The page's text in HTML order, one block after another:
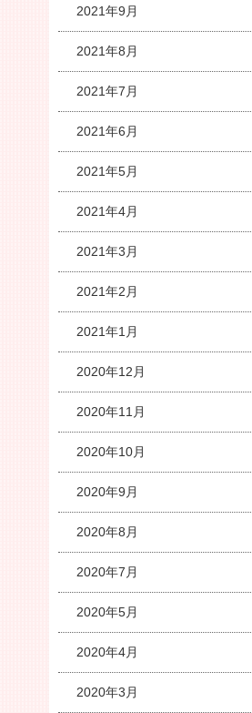
2021年9月
2021年8月
2021年7月
2021年6月
2021年5月
2021年4月
2021年3月
2021年2月
2021年1月
2020年12月
2020年11月
2020年10月
2020年9月
2020年8月
2020年7月
2020年5月
2020年4月
2020年3月